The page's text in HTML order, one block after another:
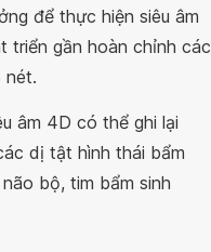
để thực hiện siêu âm
triển gần hoàn chỉnh các
nét.
âm 4D có thể ghi lại
dị tật hình thái bẩm
bộ, tim bẩm sinh